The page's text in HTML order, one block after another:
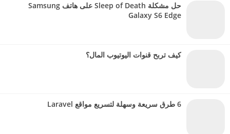
حل مشكلة Sleep of Death على هاتف Samsung
Galaxy S6 Edge
كيف تربح قنوات اليوتيوب المال؟
6 طرق سريعة وسهلة لتسريع مواقع Laravel